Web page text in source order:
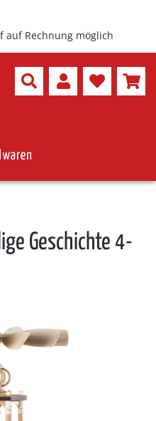
auf Rechnung möglich
Geschichte 4-